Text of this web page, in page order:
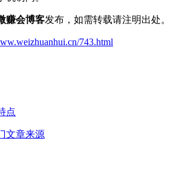
赚会博客发布，如需转载请注明出处。
743.html
点
文章来源